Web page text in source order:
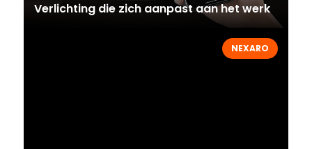
Verlichting die zich aanpast aan het werk
NEXARO